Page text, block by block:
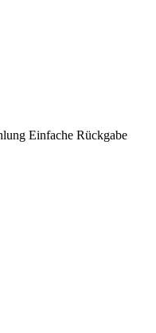
Einfache Rückgabe